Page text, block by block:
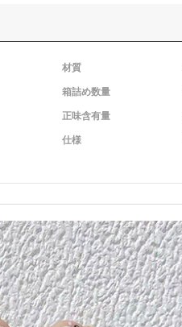
材質
箱詰め数量
正味含有量
仕様